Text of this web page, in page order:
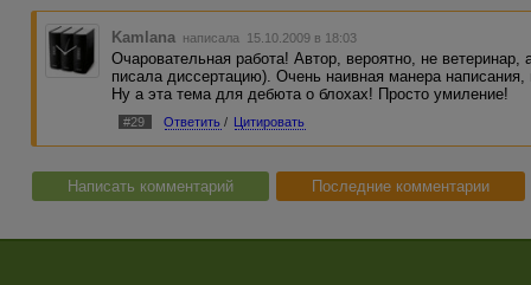
Kamlana написала 15.10.2009 в 18:03
Очаровательная работа! Автор, вероятно, не
писала диссертацию). Очень наивная манера
Ну а эта тема для дебюта о блохах! Просто умиление!
#29 Ответить / Цитировать
Написать комментарий Последние комментарии